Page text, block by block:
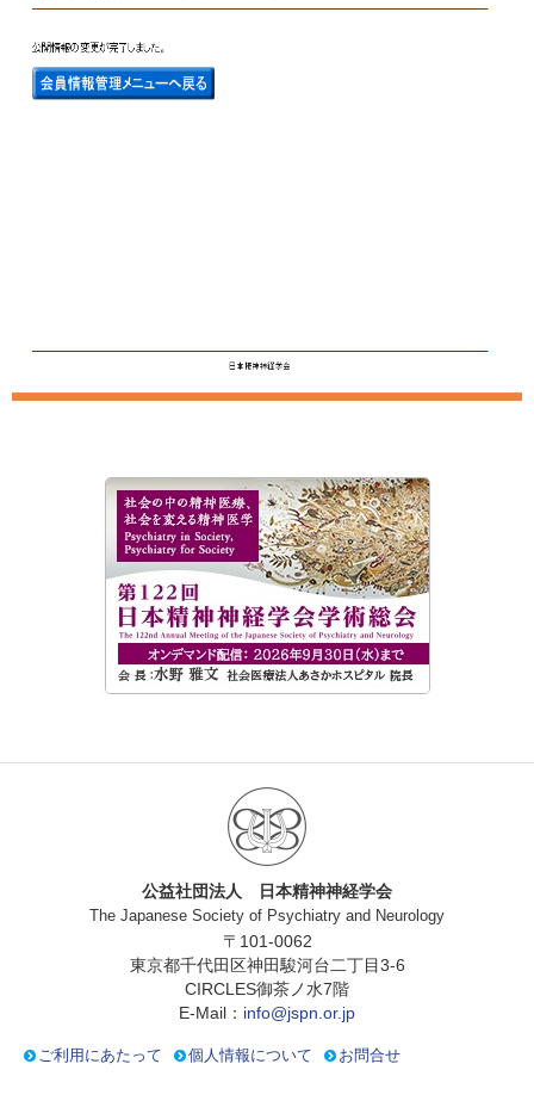
公益社団法人 日本精神神経学会
The Japanese Society of Psychiatry and Neurology
〒101-0062
東京都千代田区神田駿河台二丁目3-6
CIRCLES御茶ノ水7階
E-Mail： info@jspn.or.jp
ご利用にあたって 個人情報について お問合せ